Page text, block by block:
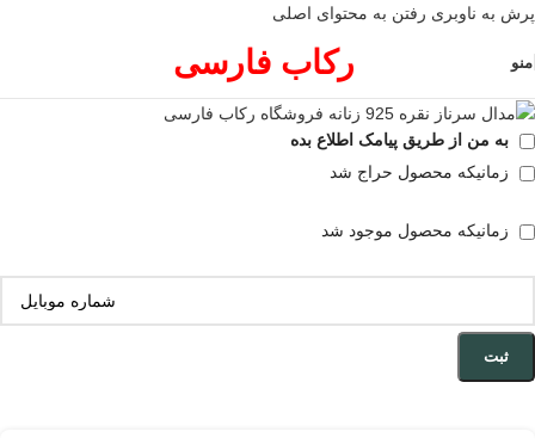
پرش به ناوبری رفتن به محتوای اصلی
منو رکاب فارسی فروخته شده
به من از طریق پیامک اطلاع بده
زمانیکه محصول حراج شد
زمانیکه محصول موجود شد
ثبت